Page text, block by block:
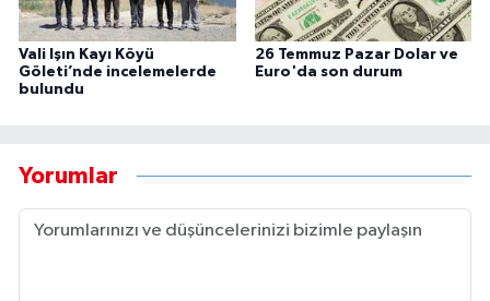
Vali Işın Kayı Köyü
Göleti’nde incelemelerde
bulundu
26 Temmuz Pazar Dolar ve
Euro'da son durum
Yorumlar